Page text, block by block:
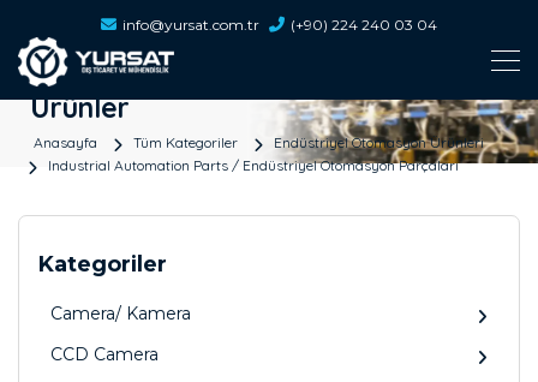
info@yursat.com.tr (+90) 224 240 03 04
Ürünler
Anasayfa Tüm Kategoriler
Endüstriyel Otomasyon Ürünleri
Industrial Automation Parts / Endüstriyel Otomasyon Parçaları
Kategoriler
Camera/ Kamera
CCD Camera